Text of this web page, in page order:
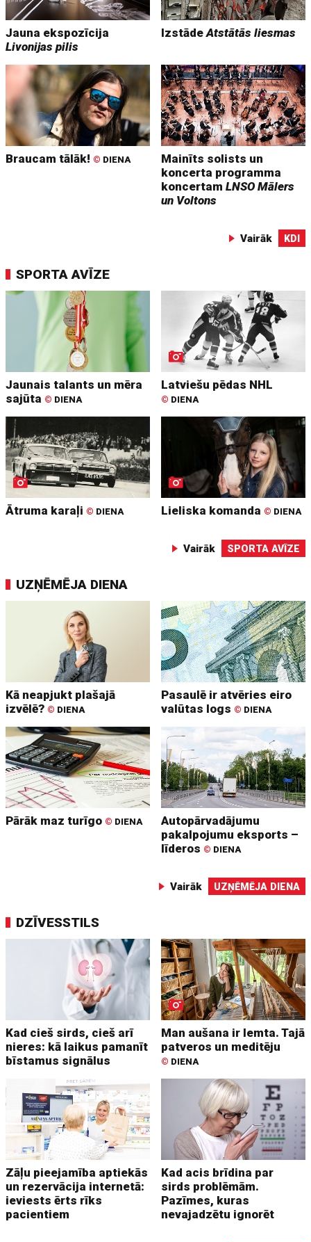
Jauna ekspozīcija
Livonijas pilis
IzstādeAtstātās liesmas
Braucam tālāk! © DIENA
Mainīts solists un
koncerta programma
koncertamLNSO Mālers
un Voltons
Vairāk KDI
SPORTA AVĪZE
Jaunais talants un mēra
sajūta © DIENA
Latviešu pēdas NHL
© DIENA
Ātruma karaļi © DIENA Lieliska komanda © DIENA
Vairāk SPORTA AVĪZE
UZŅĒMĒJA DIENA
Kā neapjukt plašajā
izvēlē? © DIENA
Pasaulē ir atvēries eiro
valūtas logs © DIENA
Pārāk maz turīgo © DIENA
Autopārvadājumu
pakalpojumu eksports –
līderos © DIENA
Vairāk UZŅĒMĒJA DIENA
DZĪVESSTILS
Kad cieš sirds, cieš arī
nieres: kā laikus pamanīt
bīstamus signālus
Man aušana ir lemta. Tajā
patveros un meditēju
© DIENA
Zāļu pieejamība aptiekās
un rezervācija internetā:
ieviests ērts rīks
pacientiem
Kad acis brīdina par
sirds problēmām.
Pazīmes, kuras
nevajadzētu ignorēt